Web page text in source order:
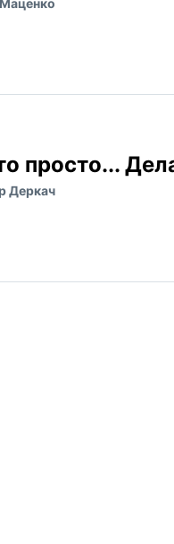
просто...
Деркач